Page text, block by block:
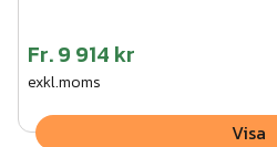
Fr.9 914 kr
exkl.moms
Visa